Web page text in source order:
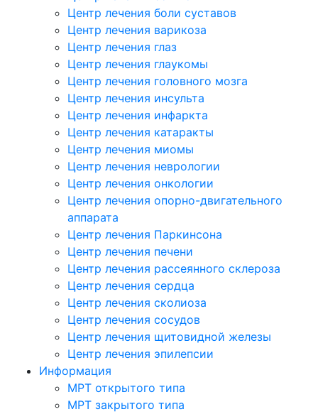
Центр лечения боли суставов
Центр лечения варикоза
Центр лечения глаз
Центр лечения глаукомы
Центр лечения головного мозга
Центр лечения инсульта
Центр лечения инфаркта
Центр лечения катаракты
Центр лечения миомы
Центр лечения неврологии
Центр лечения онкологии
Центр лечения опорно-двигательного
аппарата
Центр лечения Паркинсона
Центр лечения печени
Центр лечения рассеянного склероза
Центр лечения сердца
Центр лечения сколиоза
Центр лечения сосудов
Центр лечения щитовидной железы
Центр лечения эпилепсии
Информация
МРТ открытого типа
МРТ закрытого типа